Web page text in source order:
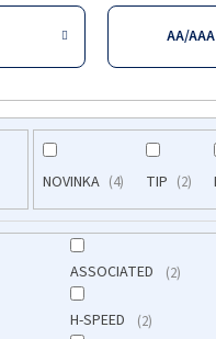
AA/AAA
NOVINKA 4 TIP 2
ASSOCIATED 2
H-SPEED 2